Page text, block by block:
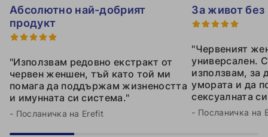
Абсолютно най-добрият
продукт
"Използвам редовно екстракт от
червен женшен, тъй като той ми
помага да поддържам жизнеността
и имунната си система."
- Посланичка на Erefit
За живот без
"Червеният
универсален.
използвам, за
умората и да
сексуалната
- Посланичка на